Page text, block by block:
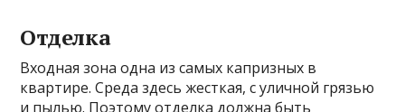
Отделка
Входная зона одна из самых капризных в
квартире. Среда здесь жесткая, с уличной грязью
и пылью. Поэтому отделка должна быть